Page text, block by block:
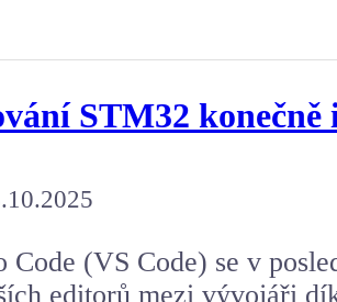
STM32
Code (VS Code) se v
editorů mezi vývojáři